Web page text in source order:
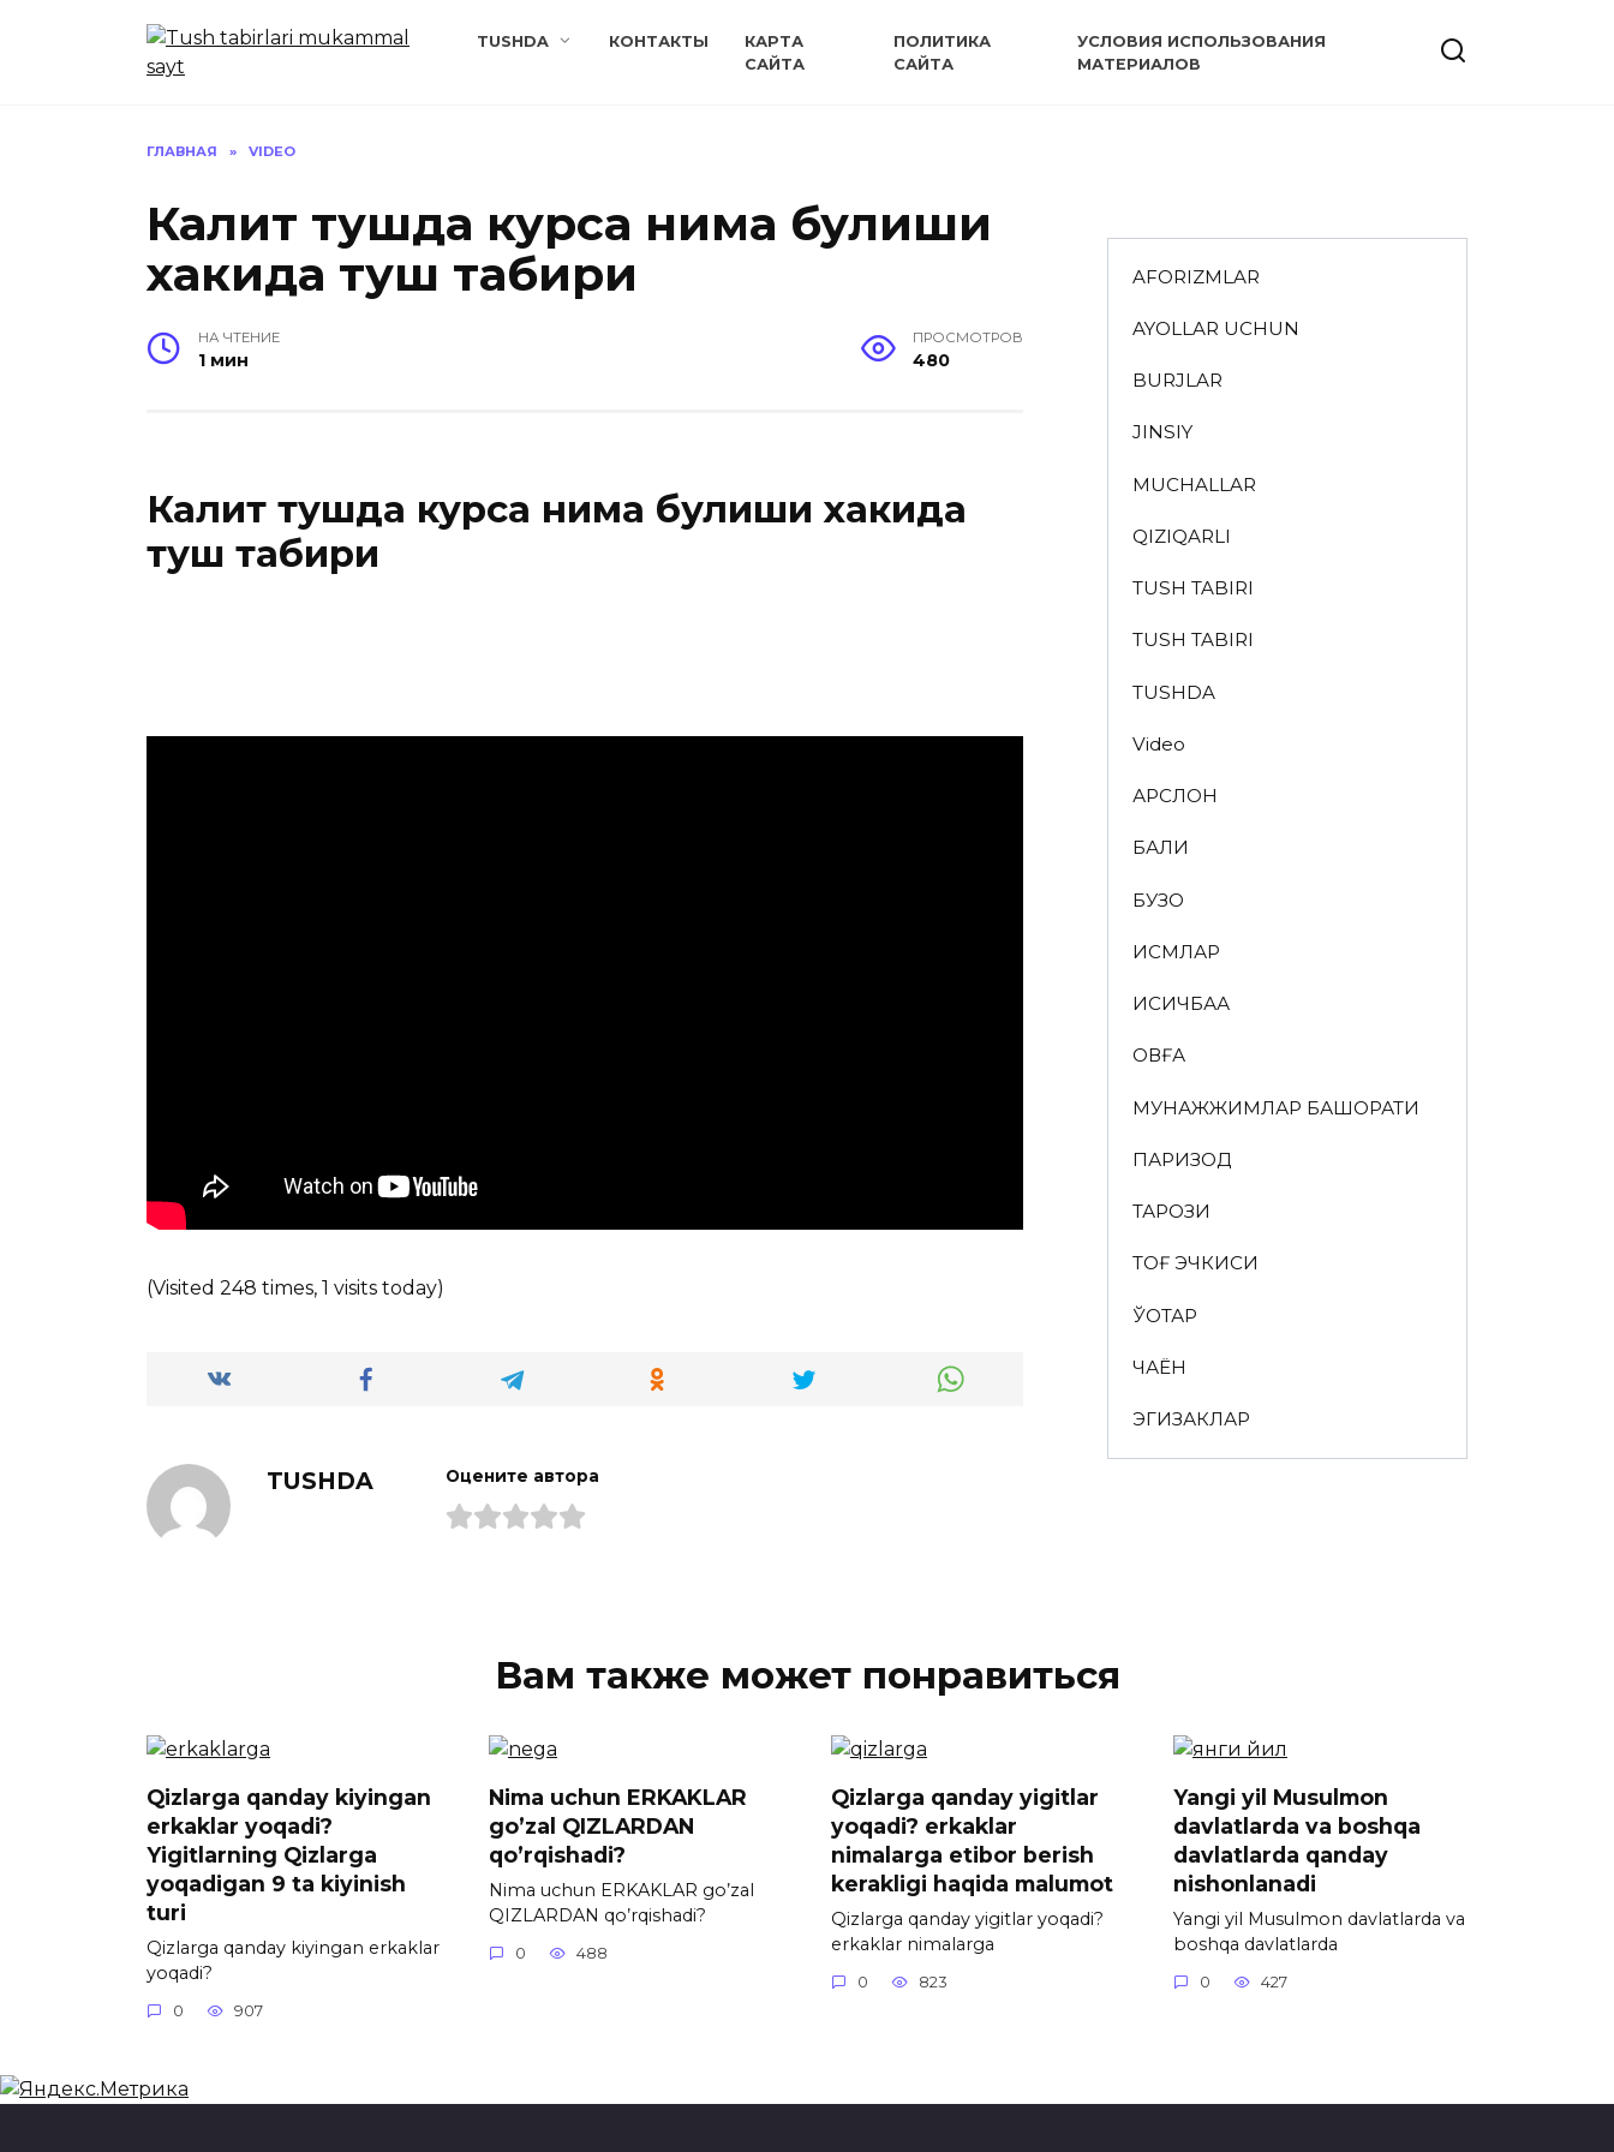
TUSHDA КОНТАКТЫ
КАРТА
САЙТА
ПОЛИТИКА
САЙТА
УСЛОВИЯ ИСПОЛЬЗОВАНИЯ
МАТЕРИАЛОВ
ГЛАВНАЯ » VIDEO
Калит тушда курса нима булиши
хакида туш табири
НА ЧТЕНИЕ
1 мин
ПРОСМОТРОВ
480
Калит тушда курса нима булиши хакида
туш табири
(Visited 248 times, 1 visits today)
TUSHDA Оцените автора
AFORIZMLAR
AYOLLAR UCHUN
BURJLAR
JINSIY
MUCHALLAR
QIZIQARLI
TUSH TABIRI
TUSH TABIRI
TUSHDA
Video
АРСЛОН
БАЛИҚ
БУЗОҚ
ИСМЛАР
ҚИСҚИЧБАҚА
ҚОВҒА
МУНАЖЖИМЛАР БАШОРАТИ
ПАРИЗОД
ТАРОЗИ
ТОҒ ЭЧКИСИ
ЎҚОТАР
ЧАЁН
ЭГИЗАКЛАР
Вам также может понравиться
Qizlarga qanday kiyingan
erkaklar yoqadi?
Yigitlarning Qizlarga
yoqadigan 9 ta kiyinish
turi
Qizlarga qanday kiyingan erkaklar
yoqadi?
0 907
Nima uchun ERKAKLAR
go’zal QIZLARDAN
qo’rqishadi?
Nima uchun ERKAKLAR go’zal
QIZLARDAN qo’rqishadi?
0 488
Qizlarga qanday yigitlar
yoqadi? erkaklar
nimalarga etibor berish
kerakligi haqida malumot
Qizlarga qanday yigitlar yoqadi?
erkaklar nimalarga
0 823
Yangi yil Musulmon
davlatlarda va boshqa
davlatlarda qanday
nishonlanadi
Yangi yil Musulmon davlatlarda va
boshqa davlatlarda
0 427